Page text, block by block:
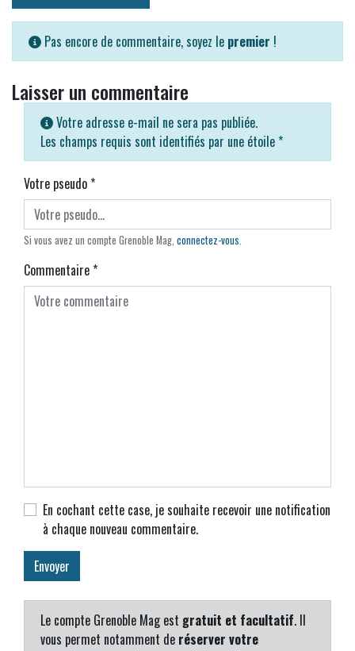
Pas encore de commentaire, soyez le premier !
Laisser un commentaire
Votre adresse e-mail ne sera pas publiée.
Les champs requis sont identifiés par une étoile *
Votre pseudo*
Si vous avez un compte Grenoble Mag, connectez-vous.
Commentaire*
En cochant cette case, je souhaite recevoir une notification
à chaque nouveau commentaire.
Le compte Grenoble Mag est gratuit et facultatif. Il
vous permet notamment de réserver votre